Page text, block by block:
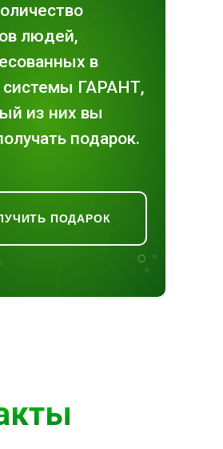
людей,
в
системы ГАРАНТ,
из них вы
подарок.
ПОДАРОК